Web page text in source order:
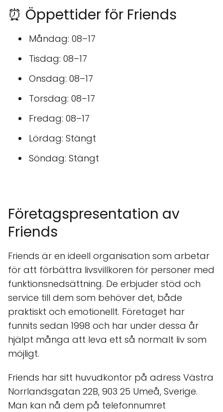
⏰ Öppettider för Friends
Måndag: 08–17
Tisdag: 08–17
Onsdag: 08–17
Torsdag: 08–17
Fredag: 08–17
Lördag: Stängt
Söndag: Stängt
Företagspresentation av
Friends
Friends är en ideell organisation som arbetar
för att förbättra livsvillkoren för personer med
funktionsnedsättning. De erbjuder stöd och
service till dem som behöver det, både
praktiskt och emotionellt. Företaget har
funnits sedan 1998 och har under dessa år
hjälpt många att leva ett så normalt liv som
möjligt.
Friends har sitt huvudkontor på adress Västra
Norrlandsgatan 22B, 903 25 Umeå, Sverige.
Man kan nå dem på telefonnumret